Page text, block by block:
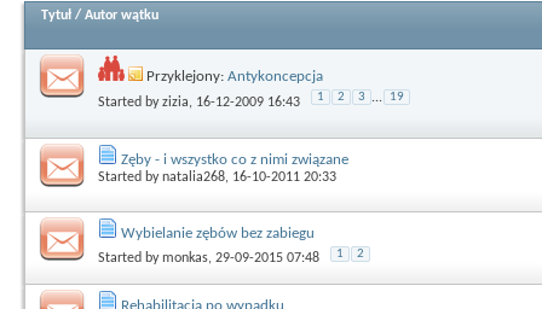
Tytuł / Autor wątku
Przyklejony: Antykoncepcja
Started byzizia, 16-12-2009 16:43 1 2 3 ... 19
Zęby - i wszystko co z nimi związane
Started bynatalia268, 16-10-2011 20:33
Wybielanie zębów bez zabiegu
Started bymonkas, 29-09-2015 07:48 1 2